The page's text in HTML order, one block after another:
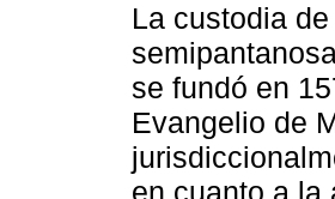
La custodia
se fundó en
Evangelio de
en cuanto a la